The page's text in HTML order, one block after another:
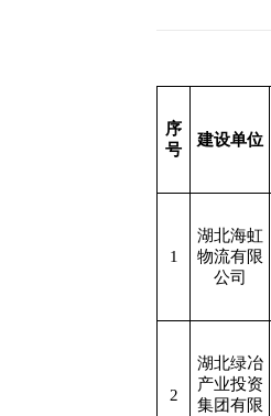
序
号
建设单位
1
湖北海虹
物流有限
公司
2
湖北绿冶
产业投资
集团有限